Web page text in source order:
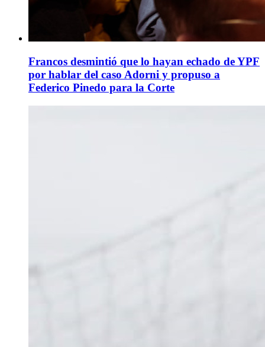
Francos desmintió que lo hayan echado de YPF
por hablar del caso Adorni y propuso a
Federico Pinedo para la Corte